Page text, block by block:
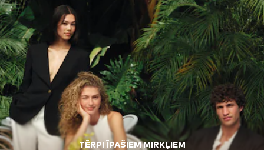
TĒRPI ĪPAŠIEM MIRKĻIEM